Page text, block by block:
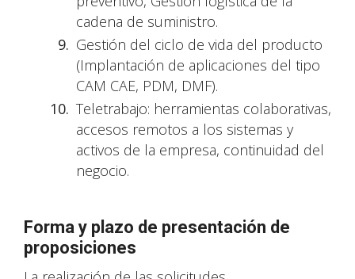
cadena de suministro.
Gestión del ciclo de vida del producto
(Implantación de aplicaciones del tipo
CAM CAE, PDM, DMF).
Teletrabajo: herramientas colaborativas,
accesos remotos a los sistemas y
activos de la empresa, continuidad del
negocio.
Forma y plazo de presentación de
proposiciones